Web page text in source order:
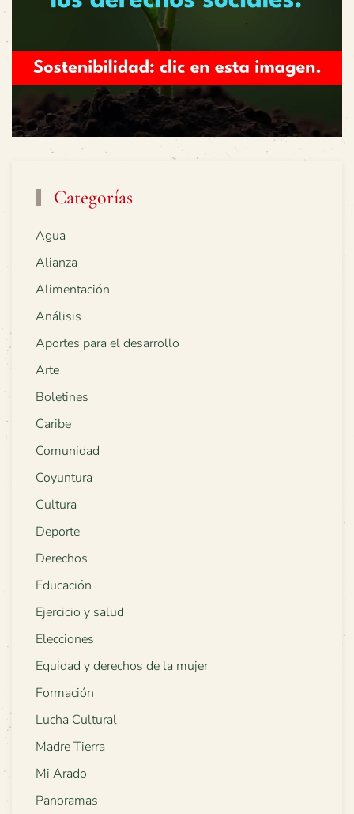
Categorías
Agua
Alianza
Alimentación
Análisis
Aportes para el desarrollo
Arte
Boletines
Caribe
Comunidad
Coyuntura
Cultura
Deporte
Derechos
Educación
Ejercicio y salud
Elecciones
Equidad y derechos de la mujer
Formación
Lucha Cultural
Madre Tierra
Mi Arado
Panoramas